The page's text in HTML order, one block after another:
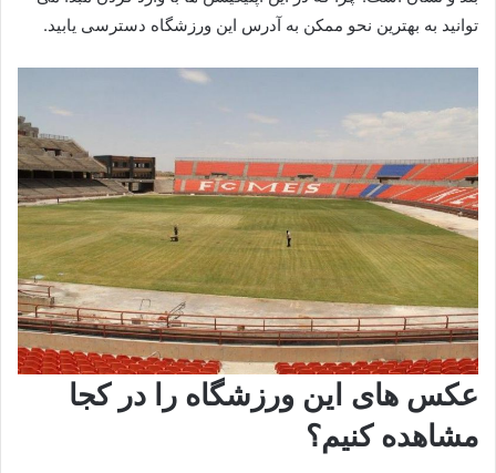
توانید به بهترین نحو ممکن به آدرس این ورزشگاه دسترسی یابید.
عکس های این ورزشگاه را در کجا
مشاهده کنیم؟